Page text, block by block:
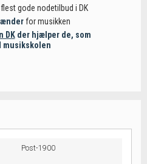
gode nodetilbud i DK
for musikken
DKder hjælper de, som
musikskolen
Post-1900